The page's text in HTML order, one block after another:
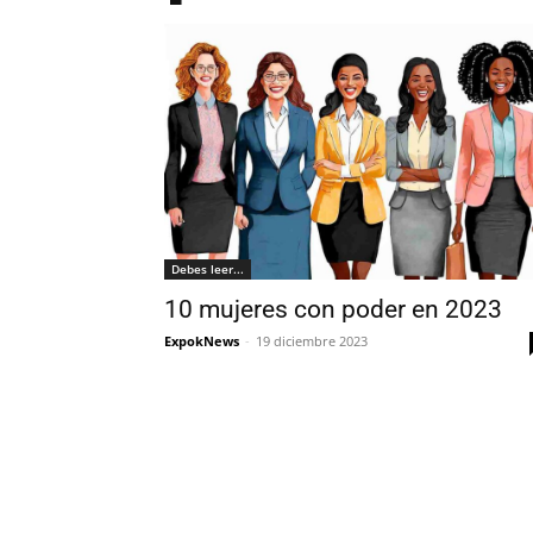
Debes leer...
10 mujeres con poder en 2023
ExpokNews - 19 diciembre 2023